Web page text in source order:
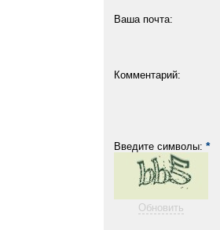
Ваша почта:
Комментарий:
Введите символы: *
Обновить